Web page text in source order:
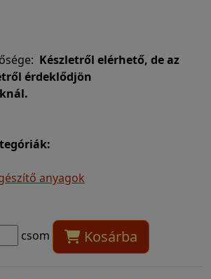
Készletről elérhető, de az
érdeklődjön
anyagok
csom Kosárba